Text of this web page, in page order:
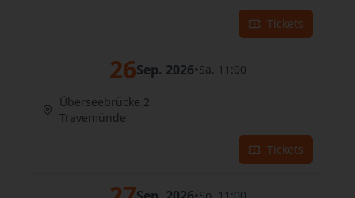
Tickets
26Sep. 2026•Sa. 11:00
Überseebrücke 2
Travemünde
Tickets